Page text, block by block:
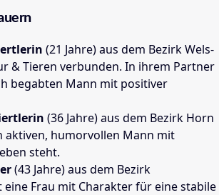
(21 Jahre) aus dem Bezirk Wels-
& Tieren verbunden. In ihrem Partner
begabten Mann mit positiver
(36 Jahre) aus dem Bezirk Horn
aktiven, humorvollen Mann mit
steht.
(43 Jahre) aus dem Bezirk
Frau mit Charakter für eine stabile